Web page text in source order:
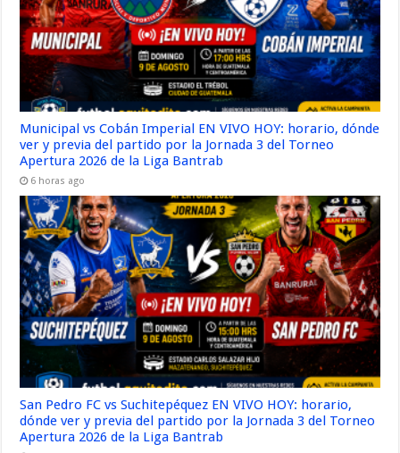
Municipal vs Cobán Imperial EN VIVO HOY: horario, dónde
ver y previa del partido por la Jornada 3 del Torneo
Apertura 2026 de la Liga Bantrab
6 horas ago
San Pedro FC vs Suchitepéquez EN VIVO HOY: horario,
dónde ver y previa del partido por la Jornada 3 del Torneo
Apertura 2026 de la Liga Bantrab